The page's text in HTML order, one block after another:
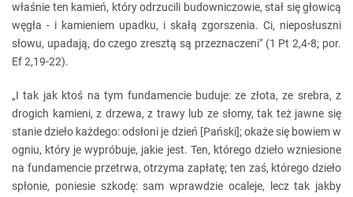
właśnie ten kamień, który odrzucili budowniczowie, stał się głowicą
węgła - i kamieniem upadku, i skałą zgorszenia. Ci, nieposłuszni
słowu, upadają, do czego zresztą są przeznaczeni" (1 Pt 2,4-8; por.
Ef 2,19-22).
„I tak jak ktoś na tym fundamencie buduje: ze złota, ze srebra, z
drogich kamieni, z drzewa, z trawy lub ze słomy, tak też jawne się
stanie dzieło każdego: odsłoni je dzień [Pański]; okaże się bowiem w
ogniu, który je wypróbuje, jakie jest. Ten, którego dzieło wzniesione
na fundamencie przetrwa, otrzyma zapłatę; ten zaś, którego dzieło
spłonie, poniesie szkodę: sam wprawdzie ocaleje, lecz tak jakby